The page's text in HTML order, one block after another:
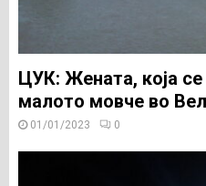
ЦУК: Жената, која
малото мовче во
01/01/2023 0